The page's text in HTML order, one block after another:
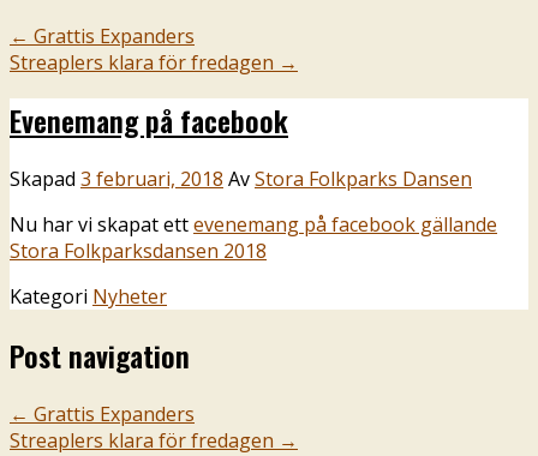
← Grattis Expanders
Streaplers klara för fredagen →
Evenemang på facebook
Skapad 3 februari, 2018 AvStora Folkparks Dansen
Nu har vi skapat ettevenemang på facebook gällande
Stora Folkparksdansen 2018
Kategori Nyheter
Post navigation
← Grattis Expanders
Streaplers klara för fredagen →